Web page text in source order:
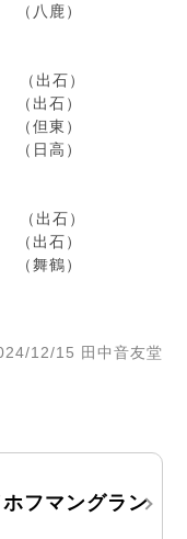
　（八鹿）
（出石）
（出石）
（但東）
（日高）
（出石）
（出石）
（舞鶴）
12/15 田中音友堂
フマングラン